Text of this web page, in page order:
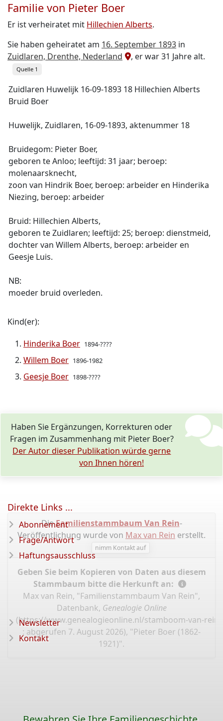
Familie von Pieter Boer
Er ist verheiratet mit Hillechien Alberts.
Sie haben geheiratet am 16. September 1893 in
Zuidlaren, Drenthe, Nederland
, er war 31 Jahre alt.
Quelle 1
Zuidlaren Huwelijk 16-09-1893 18 Hillechien Alberts
Bruid Boer
Huwelijk, Zuidlaren, 16-09-1893, aktenummer 18
Bruidegom: Pieter Boer,
geboren te Anloo; leeftijd: 31 jaar; beroep:
molenaarsknecht,
zoon van Hindrik Boer, beroep: arbeider en Hinderika
Niezing, beroep: arbeider
Bruid: Hillechien Alberts,
geboren te Zuidlaren; leeftijd: 25; beroep: dienstmeid,
dochter van Willem Alberts, beroep: arbeider en
Geesje Luis.
NB:
moeder bruid overleden.
Kind(er):
Hinderika Boer 1894-????
Willem Boer 1896-1982
Geesje Boer 1898-????
Haben Sie Ergänzungen, Korrekturen oder
Fragen im Zusammenhang mit Pieter Boer?
Der Autor dieser Publikation würde gerne
von Ihnen hören!
DieFamilienstammbaum Van Rein-
Veröffentlichung wurde von Max van Rein erstellt.
nimm Kontakt auf
Geben Sie beim Kopieren von Daten aus diesem
Stammbaum bitte die Herkunft an:
Max van Rein, "Familienstammbaum Van Rein",
Datenbank, Genealogie Online
(https://www.genealogieonline.nl/stamboom-van-
: abgerufen 7. August 2026), "Pieter Boer (1862-
1921)".
Direkte Links ...
Abonnement
Frage/Antwort
Haftungsausschluss
Newsletter
Kontakt